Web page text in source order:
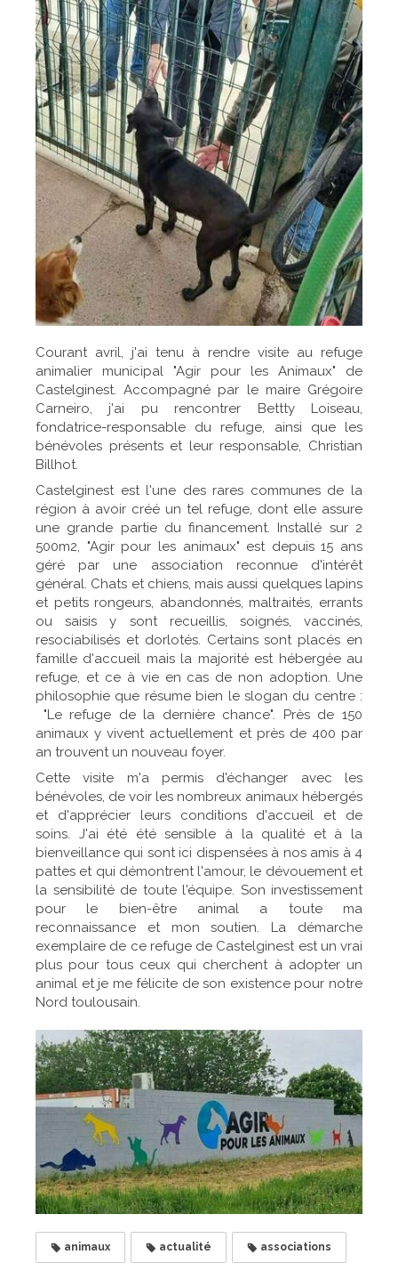
Courant avril, j'ai tenu à rendre visite au refuge
animalier municipal "Agir pour les Animaux" de
Castelginest. Accompagné par le maire Grégoire
Carneiro, j'ai pu rencontrer Bettty Loiseau,
fondatrice-responsable du refuge, ainsi que les
bénévoles présents et leur responsable, Christian
Billhot.
Castelginest est l'une des rares communes de la
région à avoir créé un tel refuge, dont elle assure
une grande partie du financement. Installé sur 2
500m2, "Agir pour les animaux" est depuis 15 ans
géré par une association reconnue d'intérêt
général. Chats et chiens, mais aussi quelques lapins
et petits rongeurs, abandonnés, maltraités, errants
ou saisis y sont recueillis, soignés, vaccinés,
resociabilisés et dorlotés. Certains sont placés en
famille d'accueil mais la majorité est hébergée au
refuge, et ce à vie en cas de non adoption. Une
philosophie que résume bien le slogan du centre :
"Le refuge de la dernière chance". Près de 150
animaux y vivent actuellement et près de 400 par
an trouvent un nouveau foyer.
Cette visite m'a permis d'échanger avec les
bénévoles, de voir les nombreux animaux hébergés
et d'apprécier leurs conditions d'accueil et de
soins. J'ai été été sensible à la qualité et à la
bienveillance qui sont ici dispensées à nos amis à 4
pattes et qui démontrent l'amour, le dévouement et
la sensibilité de toute l'équipe. Son investissement
pour le bien-être animal a toute ma
reconnaissance et mon soutien. La démarche
exemplaire de ce refuge de Castelginest est un vrai
plus pour tous ceux qui cherchent à adopter un
animal et je me félicite de son existence pour notre
Nord toulousain.
animaux actualité associations